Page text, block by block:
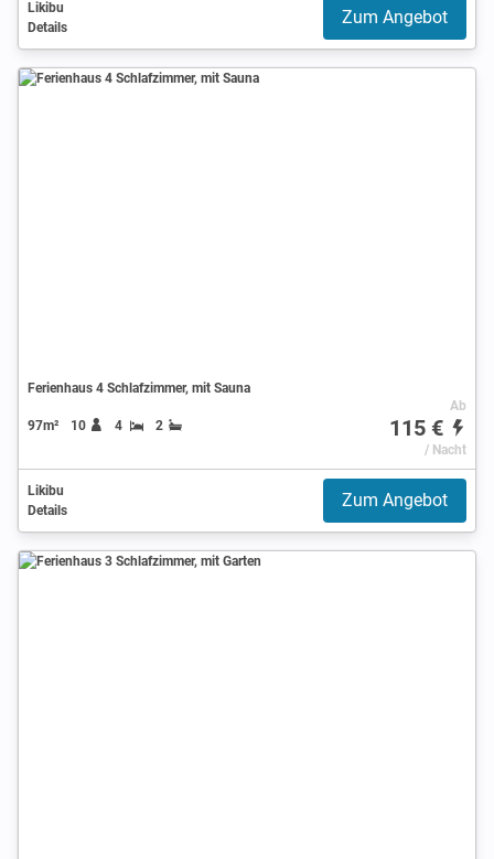
Likibu
Details
Zum Angebot
Ferienhaus 4 Schlafzimmer, mit Sauna
97m² 10 4 2
Ab
115 €
/ Nacht
Likibu
Details
Zum Angebot